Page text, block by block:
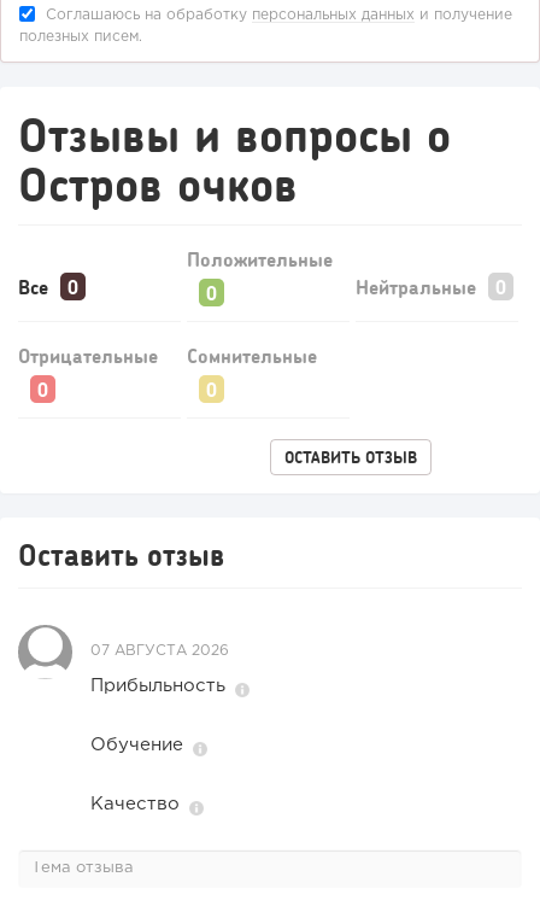
Соглашаюсь на обработку персональных данных и получение
полезных писем.
Отзывы и вопросы о
Остров очков
Все
Положительные
Нейтральные
Отрицательные Сомнительные
ОСТАВИТЬ ОТЗЫВ
Оставить отзыв
07 АВГУСТА 2026
Прибыльность
Обучение
Качество